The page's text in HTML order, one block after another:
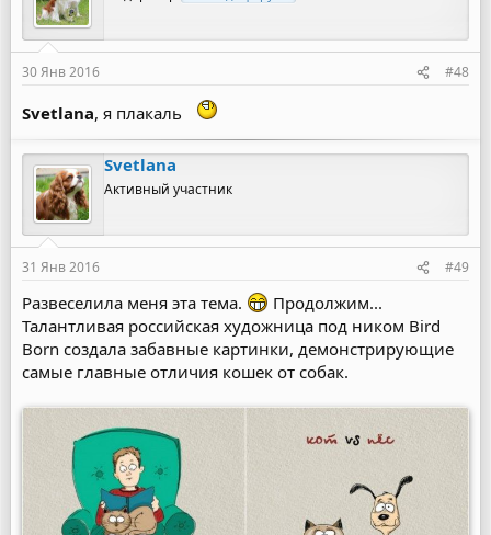
30 Янв 2016 #48
Svetlana, я плакаль
Svetlana
Активный участник
31 Янв 2016 #49
Развеселила меня эта тема.
Продолжим...
Талантливая российская художница под ником Bird
Born создала забавные картинки, демонстрирующие
самые главные отличия кошек от собак.